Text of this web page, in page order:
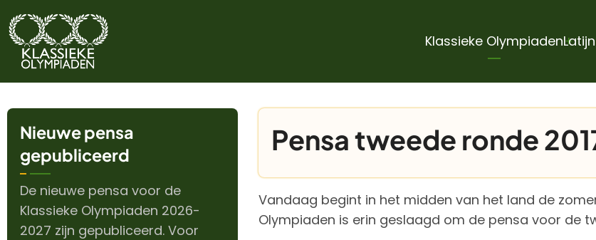
Overslaan
en
naar
gaan
Klassieke Olympiaden
Pensa tweede ronde
Vandaag begint in het midden van het land de
Olympiaden is erin geslaagd om de pensa voor de
Nieuwe pensa
gepubliceerd
De nieuwe pensa voor de
Klassieke Olympiaden 2026-
2027 zijn gepubliceerd. Voor